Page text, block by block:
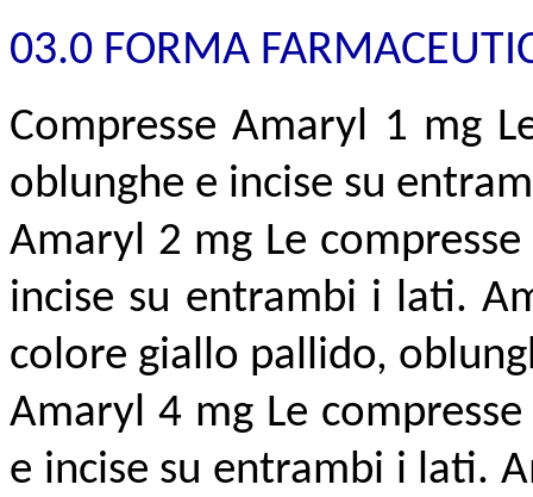
03.0 FORMA
Compresse Amaryl 1 mg
oblunghe e incise su
Amaryl 2 mg Le
incise su entrambi i lati.
colore giallo pallido,
Amaryl 4 mg Le
e incise su entrambi i lati.